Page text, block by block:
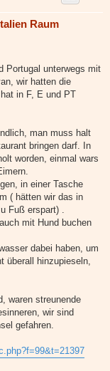
Raum
Portugal unterwegs mit
wir hatten die
in F, E und PT
man muss halt
bringen darf. In
worden, einmal wars
in einer Tasche
( hätten wir das in
Fuß erspart) .
mit Hund buchen
dabei haben, um
überall hinzupieseln,
waren streunende
wir sind
gefahren.